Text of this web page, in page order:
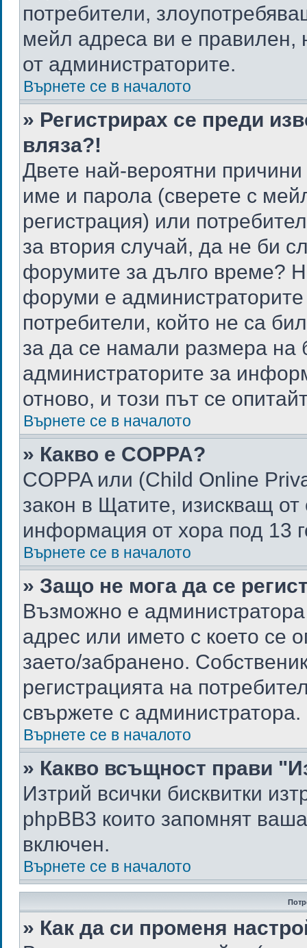
потребители,
мейл адреса ви е правилен,
от администраторите.
Върнете се в началото
» Регистрирах се преди
вляза?!
Двете най-вероятни
име и парола (сверете с
регистрация) или
за втория случай, да не би
форумите за дълго време?
форуми е
потребители, който не са
за да се намали размера на
администраторите за
отново, и този път се
Върнете се в началото
» Какво е COPPA?
COPPA или (Child Online
закон в Щатите, изискващ от
информация от хора под 13
Върнете се в началото
» Защо не мога да се
Възможно е
адрес или името с което се
заето/забранено.
регистрацията на
свържете с администратора.
Върнете се в началото
» Какво всъщност прави
Изтрий всички бисквитки
phpBB3 които запомнят
включен.
Върнете се в началото
» Как да си променя